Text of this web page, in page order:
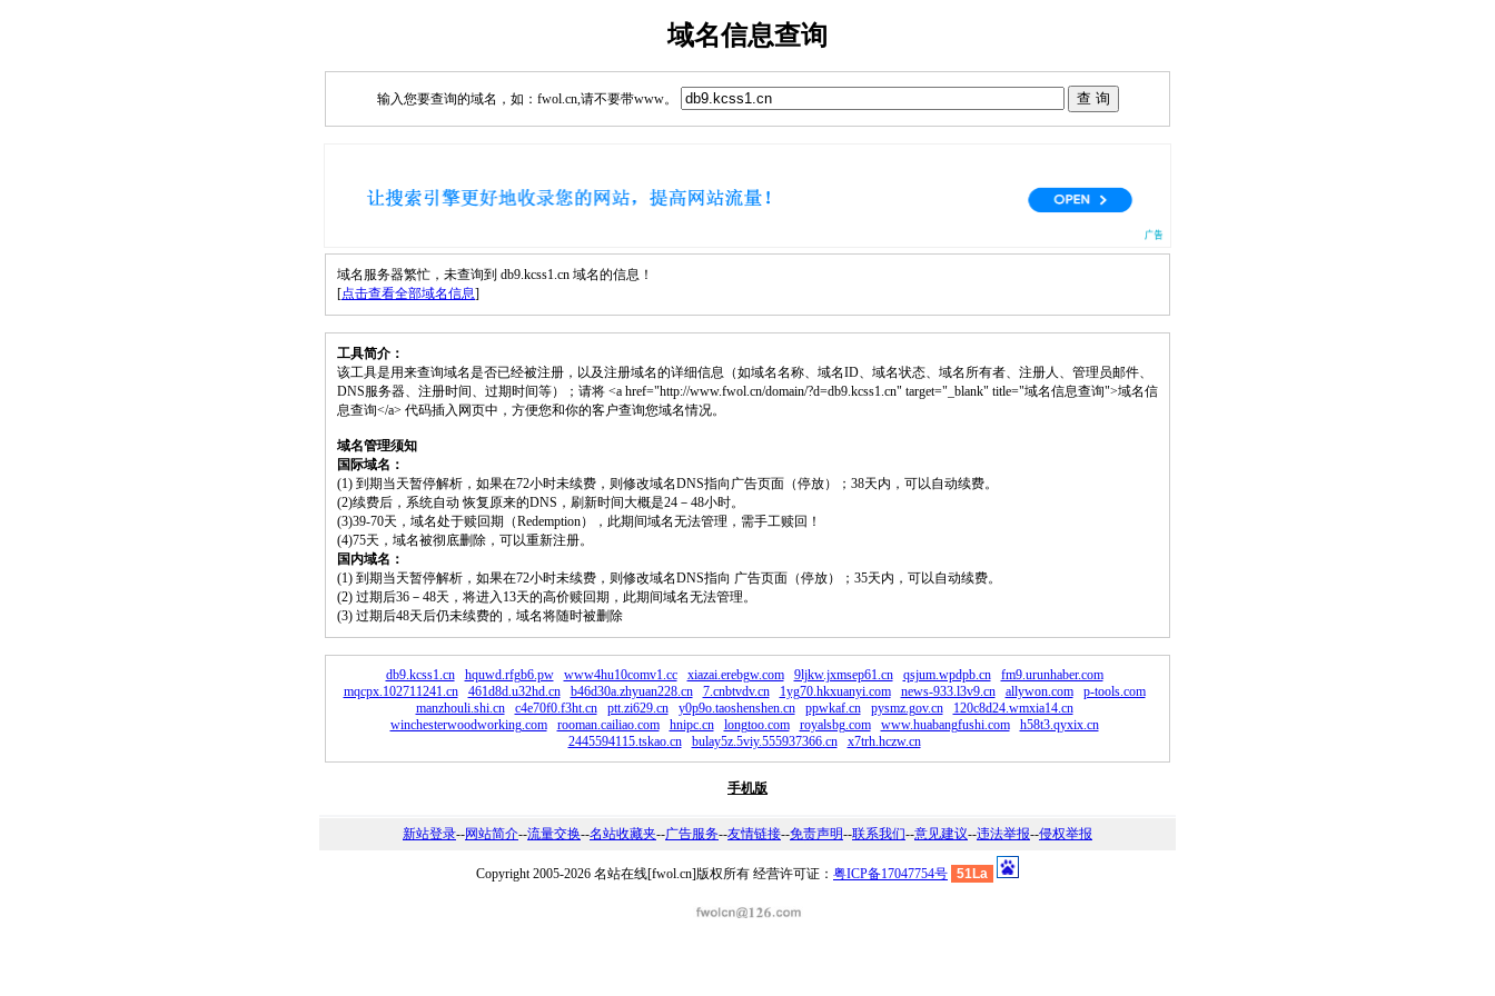
域名信息查询
输入您要查询的域名，如：fwol.cn,请不要带www。
域名服务器繁忙，未查询到 db9.kcss1.cn 域名的信息！
[点击查看全部域名信息]
工具简介：
该工具是用来查询域名是否已经被注册，以及注册域名的详细信息（如域名名称、域名ID、域名状态、域名所有者、注册人、管理员邮件、
DNS服务器、注册时间、过期时间等）；请将 <a href="http://www.fwol.cn/domain/?d=db9.kcss1.cn" target="_blank" title="域名信息查询">域名信
息查询</a> 代码插入网页中，方便您和你的客户查询您域名情况。
域名管理须知
国际域名：
(1) 到期当天暂停解析，如果在72小时未续费，则修改域名DNS指向广告页面（停放）；38天内，可以自动续费。
(2)续费后，系统自动 恢复原来的DNS，刷新时间大概是24－48小时。
(3)39-70天，域名处于赎回期（Redemption），此期间域名无法管理，需手工赎回！
(4)75天，域名被彻底删除，可以重新注册。
国内域名：
(1) 到期当天暂停解析，如果在72小时未续费，则修改域名DNS指向 广告页面（停放）；35天内，可以自动续费。
(2) 过期后36－48天，将进入13天的高价赎回期，此期间域名无法管理。
(3) 过期后48天后仍未续费的，域名将随时被删除
db9.kcss1.cn hquwd.rfgb6.pw www4hu10comv1.cc xiazai.erebgw.com 9ljkw.jxmsep61.cn qsjum.wpdpb.cn
fm9.urunhaber.com
mqcpx.102711241.cn
461d8d.u32hd.cn b46d30a.zhyuan228.cn 7.cnbtvdv.cn 1yg70.hkxuanyi.com news-933.l3v9.cn allywon.com
p-tools.com
manzhouli.shi.cn
c4e70f0.f3ht.cn ptt.zi629.cn y0p9o.taoshenshen.cn ppwkaf.cn pysmz.gov.cn
120c8d24.wmxia14.cn
winchesterwoodworking.com
rooman.cailiao.com hnipc.cn longtoo.com royalsbg.com www.huabangfushi.com
h58t3.qyxix.cn
2445594115.tskao.cn
bulay5z.5viy.555937366.cn x7trh.hczw.cn
手机版
新站登录--网站简介--流量交换--名站收藏夹--广告服务--友情链接--免责声明--联系我们--意见建议--违法举报--侵权举报
Copyright 2005-2026 名站在线[fwol.cn]版权所有 经营许可证： 粤ICP备17047754号 51La